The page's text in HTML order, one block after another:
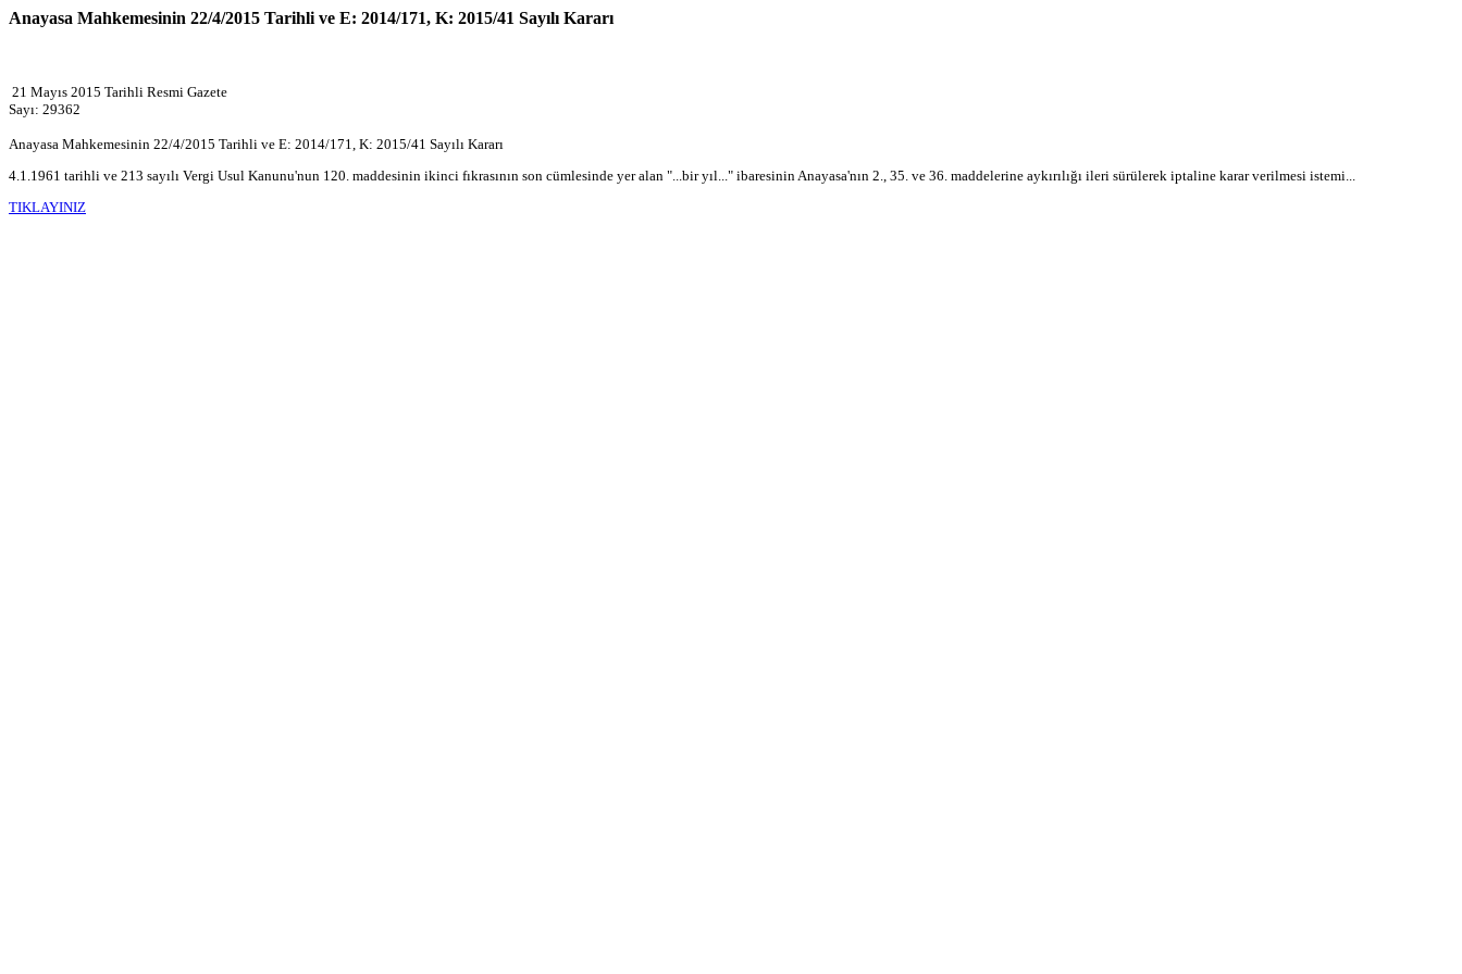
Anayasa Mahkemesinin 22/4/2015 Tarihli ve E: 2014/171, K: 2015/41 Sayılı Kararı
21 Mayıs 2015 Tarihli Resmi Gazete
Sayı: 29362
Anayasa Mahkemesinin 22/4/2015 Tarihli ve E: 2014/171, K: 2015/41 Sayılı Kararı
4.1.1961 tarihli ve 213 sayılı Vergi Usul Kanunu'nun 120. maddesinin ikinci fıkrasının son cümlesinde yer alan "...bir yıl..." ibaresinin Anayasa'nın 2., 35. ve 36. maddelerine aykırılığı ileri sürülerek iptaline karar verilmesi istemi...
TIKLAYINIZ